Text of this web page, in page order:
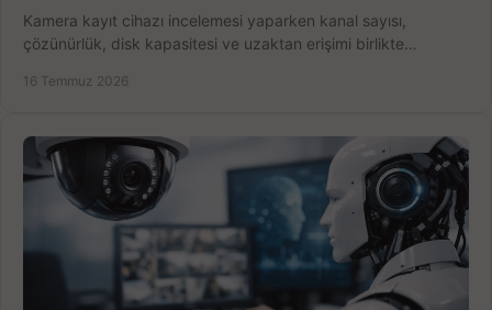
Kamera kayıt cihazı incelemesi yaparken kanal sayısı,
çözünürlük, disk kapasitesi ve uzaktan erişimi birlikte
16 Temmuz 2026